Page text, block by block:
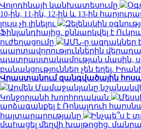
Վոլոդինայի կանխատեսումը
10-ին, 11-ին, 12-ին և 13-ին
լույս չի լինելու
Զելենսկին
Ֆինլանդիայից․ քննարկվել է
ուժեղացումը
ԱՄՆ-ը ազդակներ
պարտավորություններին
պատրաստակամության մասին,
բանակցություններ չեն եղել.
Վրաստանում զանգվածային
Արմեն Մամաջանյանը
Կոնջորյանի խորհրդական
արձագանքել է Ռոնալդուի
հայտարարությանը
Ինչպե՞ս է
մահացել մեղվի խայթոցից.